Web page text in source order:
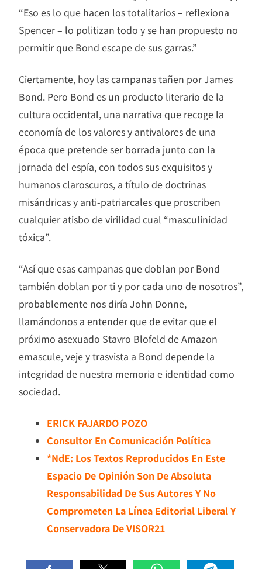
“Eso es lo que hacen los totalitarios – reflexiona
Spencer – lo politizan todo y se han propuesto no
permitir que Bond escape de sus garras.”
Ciertamente, hoy las campanas tañen por James
Bond. Pero Bond es un producto literario de la
cultura occidental, una narrativa que recoge la
economía de los valores y antivalores de una
época que pretende ser borrada junto con la
jornada del espía, con todos sus exquisitos y
humanos claroscuros, a título de doctrinas
misándricas y anti-patriarcales que proscriben
cualquier atisbo de virilidad cual “masculinidad
tóxica”.
“Así que esas campanas que doblan por Bond
también doblan por ti y por cada uno de nosotros”,
probablemente nos diría John Donne,
llamándonos a entender que de evitar que el
próximo asexuado Stavro Blofeld de Amazon
emascule, veje y trasvista a Bond depende la
integridad de nuestra memoria e identidad como
sociedad.
ERICK FAJARDO POZO
Consultor En Comunicación Política
*NdE: Los Textos Reproducidos En Este
Espacio De Opinión Son De Absoluta
Responsabilidad De Sus Autores Y No
Comprometen La Línea Editorial Liberal Y
Conservadora De VISOR21